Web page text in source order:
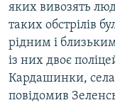
яких вивозять
таких обстрілів
рідним і
із них двоє
Кардашинки,
повідомив